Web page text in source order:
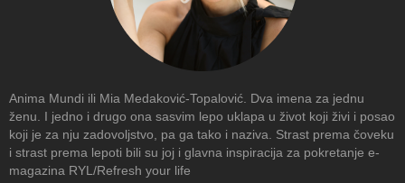
Anima Mundi ili Mia Medaković-Topalović. Dva imena za jednu
ženu. I jedno i drugo ona sasvim lepo uklapa u život koji živi i posao
koji je za nju zadovoljstvo, pa ga tako i naziva. Strast prema čoveku
i strast prema lepoti bili su joj i glavna inspiracija za pokretanje e-
magazina RYL/Refresh your life